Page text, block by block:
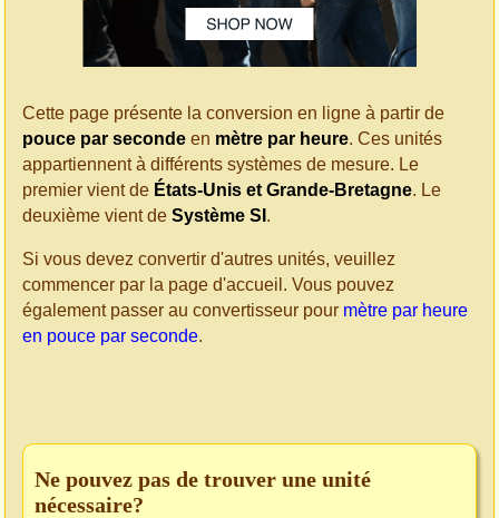
Cette page présente la conversion en ligne à partir de
pouce par seconde en mètre par heure. Ces unités
appartiennent à différents systèmes de mesure. Le
premier vient de États-Unis et Grande-Bretagne. Le
deuxième vient de Système SI .
Si vous devez convertir d'autres unités, veuillez
commencer par la page d'accueil. Vous pouvez
également passer au convertisseur pour mètre par heure
en pouce par seconde.
Ne pouvez pas de trouver une unité
nécessaire?